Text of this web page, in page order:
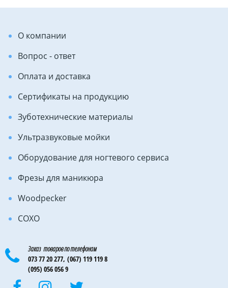
О компании
Вопрос - ответ
Оплата и доставка
Сертификаты на продукцию
Зуботехнические материалы
Ультразвуковые мойки
Оборудование для ногтевого сервиса
Фрезы для маникюра
Woodpecker
COXO
Заказ товаров по телефонам
073 77 20 277, (067) 119 119 8
(095) 056 056 9